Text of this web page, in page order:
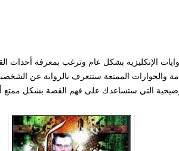
الإنكليزية بشكل عام وترغب بمعرفة أحداث
الممتعة ستتعرف بالرواية عن الشخصية
التي ستساعدك على فهم القصة بشكل ممتع